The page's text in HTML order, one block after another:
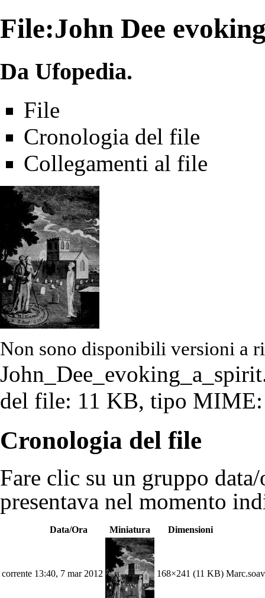
File:John Dee
Da Ufopedia.
File
Cronologia del file
Collegamenti al file
Non sono disponibili versioni a
del file: 11 KB, tipo MIME:
Cronologia del file
Fare clic su un gruppo
presentava nel momento
Data/Ora Miniatura Dimensioni
corrente 13:40, 7 mar 2012 168×241 (11 KB)